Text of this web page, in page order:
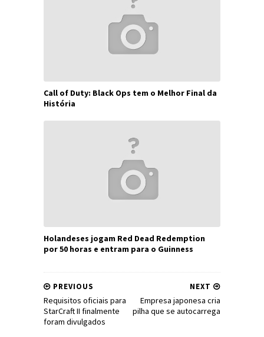
Call of Duty: Black Ops tem o Melhor Final da
História
Holandeses jogam Red Dead Redemption
por 50 horas e entram para o Guinness
NEXT
Empresa japonesa cria
pilha que se autocarrega
PREVIOUS
Requisitos oficiais para
StarCraft II finalmente
foram divulgados